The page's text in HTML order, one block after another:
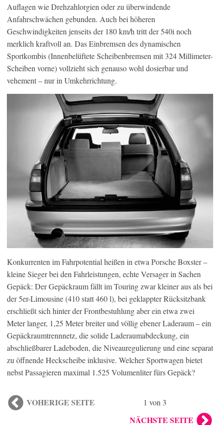
Auflagen wie Drehzahlorgien oder zu überwindende
Anfahrschwächen gebunden. Auch bei höheren
Geschwindigkeiten jenseits der 180 km/h tritt der 540i noch
merklich kraftvoll an. Das Einbremsen des dynamischen
Sportkombis (Innenbelüftete Scheibenbremsen mit 324 Millimeter-
Scheiben vorne) vollzieht sich genauso wohl dosierbar und
vehement – nur in Umkehrrichtung.
Konkurrenten im Fahrpotential heißen in etwa Porsche Boxster –
kleine Sieger bei den Fahrleistungen, echte Versager in Sachen
Gepäck: Der Gepäckraum fällt im Touring zwar kleiner aus als bei
der 5er-Limousine (410 statt 460 l), bei geklappter Rücksitzbank
erschließt sich hinter der Frontbestuhlung aber ein etwa zwei
Meter langer, 1,25 Meter breiter und völlig ebener Laderaum – ein
Gepäckraumtrennnetz, die solide Laderaumabdeckung, ein
abschließbarer Ladeboden, die Niveauregulierung und eine separat
zu öffnende Heckscheibe inklusive. Welcher Sportwagen bietet
nebst Passagieren maximal 1.525 Volumenliter fürs Gepäck?
VOHERIGE SEITE 1 von 3
NÄCHSTE SEITE